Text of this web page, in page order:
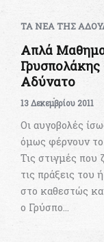
ΤΑ ΝΕΑ ΤΗΣ
Απλά
Αδύνατο
13 Δεκεμβρίου 2011
Οι αυγοβολές
όμως φέρνουν
Τις στιγμές που
τις πράξεις του
στο καθεστώς
ο Γρύσπο…